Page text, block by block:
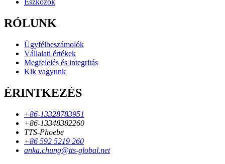
Eszközök
RÓLUNK
Ügyfélbeszámolók
Vállalati értékek
Megfelelés és integritás
Kik vagyunk
ÉRINTKEZÉS
+86-13328783951
+86-13348382260
TTS-Phoebe
+86 592 5219 260
anka.chung@tts-global.net